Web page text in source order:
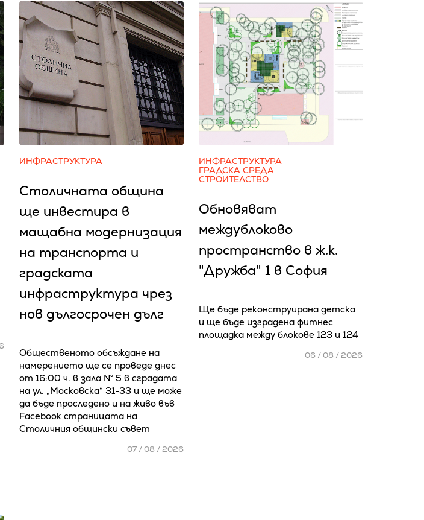
ИНФРАСТРУКТУРА
Столичната община
ще инвестира в
мащабна модернизация
на транспорта и
градската
инфраструктура чрез
нов дългосрочен дълг
Общественото обсъждане на
намерението ще се проведе днес
от 16:00 ч. в зала № 5 в сградата
на ул. „Московска“ 31-33 и ще може
да бъде проследено и на живо във
Facebook страницата на
Столичния общински съвет
07 / 08 / 2026
ИНФРАСТРУКТУРА
ГРАДСКА СРЕДА
СТРОИТЕЛСТВО
Обновяват
междублоково
пространство в ж.к.
"Дружба" 1 в София
Ще бъде реконструирана детска
и ще бъде изградена фитнес
площадка между блокове 123 и 124
06 / 08 / 2026